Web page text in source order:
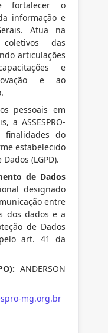
fortalecer o
informação e
Atua na
das
articulações
e
e ao
pessoais em
a ASSESPRO-
do
estabelecido
(LGPD).
de Dados
designado
entre
dos dados e a
de Dados
art. 41 da
ANDERSON
mg.org.br